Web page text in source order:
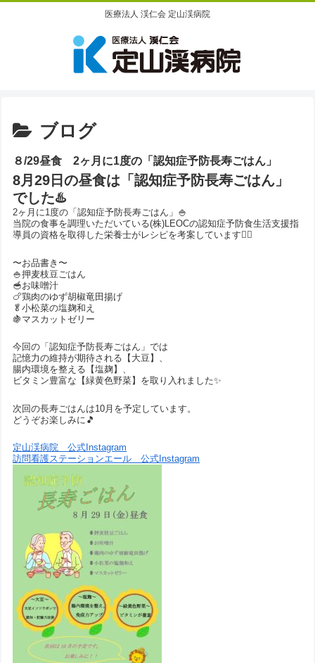
医療法人 渓仁会 定山渓病院
ブログ
８/29昼食 2ヶ月に1度の「認知症予防長寿ごはん」
8月29日の昼食は「認知症予防長寿ごはん」
でした♨️
2ヶ月に1度の「認知症予防長寿ごはん」🍚
当院の食事を調理いただいている(株)LEOCの認知症予防食生活支援指
導員の資格を取得した栄養士がレシピを考案しています🙋‍♀️
〜お品書き〜
🍚押麦枝豆ごはん
🥣お味噌汁
🍗鶏肉のゆず胡椒竜田揚げ
🥬小松菜の塩麹和え
🍇マスカットゼリー
今回の「認知症予防長寿ごはん」では
記憶力の維持が期待される【大豆】、
腸内環境を整える【塩麹】、
ビタミン豊富な【緑黄色野菜】を取り入れました✨
次回の長寿ごはんは10月を予定しています。
どうぞお楽しみに🎵
定山渓病院 公式Instagram
訪問看護ステーションエール 公式Instagram